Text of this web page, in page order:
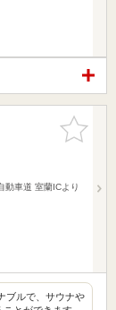
お気に入
りに追加
動車道 室蘭ICより
ブルで、サウナや